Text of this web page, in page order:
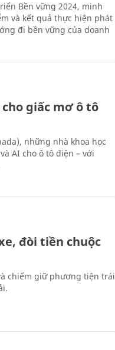
Bền vững 2024, minh
và kết quả thực hiện phát
đi bền vững của doanh
giấc mơ ô tô
những nhà khoa học
AI cho ô tô điện – với
đòi tiền chuộc
chiếm giữ phương tiện trái